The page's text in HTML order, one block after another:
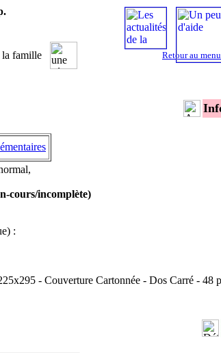
la famille Retour au
cours/incomplète)
:
- Couverture Cartonnée - Dos Carré - 48